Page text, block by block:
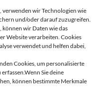
verwenden wir Technologien wie
und/oder darauf zuzugreifen.
können wir Daten wie das
Website verarbeiten. Cookies
verwendet und helfen dabei,
Cookies, um personalisierte
Sie deine
können bestimmte Merkmale